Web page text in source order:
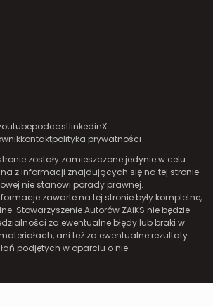
podcastlinkedinX
kontaktpolityka prywatności
zostały zamieszczone jedynie w celu
z informacji znajdujących się na tej stronie
nie stanowi porady prawnej.
zawarte na tej stronie były kompletne,
Stowarzyszenie Autorów ZAiKS nie będzie
za ewentualne błędy lub braki w
ani też za ewentualne rezultaty
podjętych w oparciu o nie.